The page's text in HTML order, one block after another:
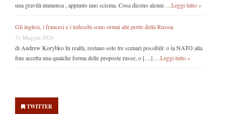
una gravità immensa , appunto uno scisma. Cosa dicono alcuni … Leggi tutto »
Gli inglesi, i francesi e i tedeschi sono ormai alle porte della Russia
31 Maggio 2026
di Andrew Korybko In realtà, restano solo tre scenari possibili: o la NATO alla
fine accetta una qualche forma delle proposte russe; o […] … Leggi tutto »
Sidebar
TWITTER